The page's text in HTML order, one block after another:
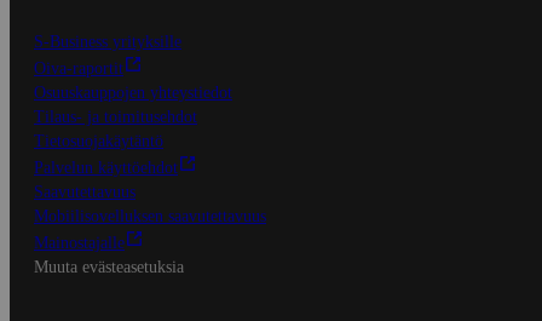
S-Business yrityksille
Oiva-raportit
Osuuskauppojen yhteystiedot
Tilaus- ja toimitusehdot
Tietosuojakäytäntö
Palvelun käyttöehdot
Saavutettavuus
Mobiilisovelluksen saavutettavuus
Mainostajalle
Muuta evästeasetuksia